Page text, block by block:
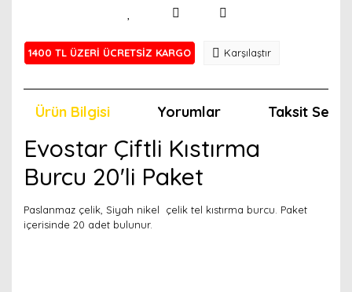
1400 TL ÜZERİ ÜCRETSİZ KARGO Karşılaştır
Ürün Bilgisi Yorumlar Taksit
Evostar Çiftli Kıstırma
Burcu 20'li Paket
Paslanmaz çelik, Siyah nikel çelik tel kıstırma burcu. Paket
içerisinde 20 adet bulunur.